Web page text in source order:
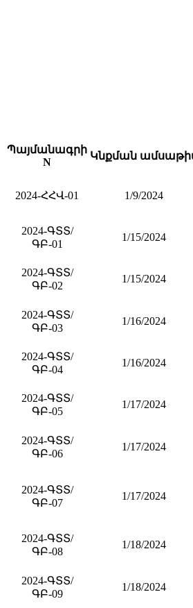
Պայմանագրի
N
Կնքման
2024-ՀՀՎ-01 1/9/2024
2024-ԳՏՏ/
ԳԲ-01
1/15/2024
2024-ԳՏՏ/
ԳԲ-02
1/15/2024
2024-ԳՏՏ/
ԳԲ-03
1/16/2024
2024-ԳՏՏ/
ԳԲ-04
1/16/2024
2024-ԳՏՏ/
ԳԲ-05
1/17/2024
2024-ԳՏՏ/
ԳԲ-06
1/17/2024
2024-ԳՏՏ/
ԳԲ-07
1/17/2024
2024-ԳՏՏ/
ԳԲ-08
1/18/2024
2024-ԳՏՏ/
ԳԲ-09
1/18/2024